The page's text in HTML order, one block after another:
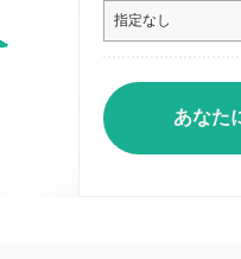
あなた